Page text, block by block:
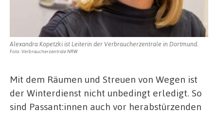
Alexandra Kopetzki ist Leiterin der Verbraucherzentrale in Dortmund.
Foto: Verbraucherzentrale NRW
Mit dem Räumen und Streuen von Wegen ist
der Winterdienst nicht unbedingt erledigt. So
sind Passant:innen auch vor herabstürzenden